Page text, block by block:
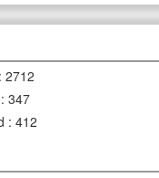
: 2712
: 347
: 412